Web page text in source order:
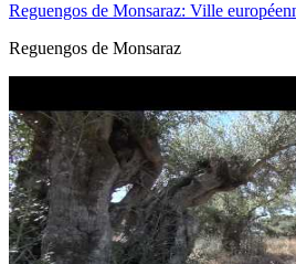
Reguengos de Monsaraz: Ville
Reguengos de Monsaraz